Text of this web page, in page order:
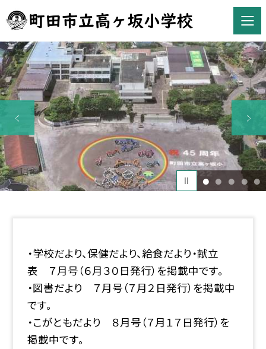
1 2 3 4 5
・学校だより、保健だより、給食だより・献立
表 ７月号（６月３０日発行）を掲載中です。
・図書だより ７月号（７月２日発行）を掲載中
です。
・こがともだより ８月号（７月１７日発行）を
掲載中です。